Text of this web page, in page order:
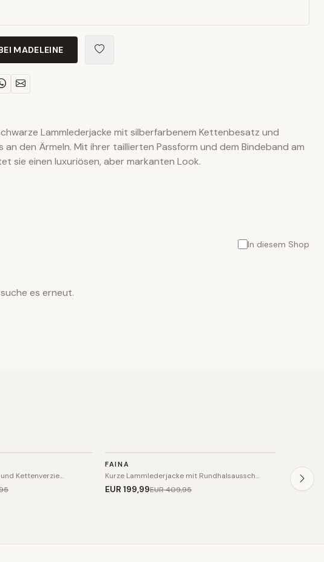
MADELEINE
Lammlederjacke mit silberfarbenem Kettenbesatz und
an den Ärmeln. Mit ihrer taillierten Passform und dem Bindeband am
sie einen luxuriösen, aber markanten Look.
In diesem Shop
es erneut.
Kettenverzie…
SALE
FAINA
Kurze Lammlederjacke mit Rundhalsaussch…
EUR 199,99EUR 409,95
SALE
Leder-
EUR 154